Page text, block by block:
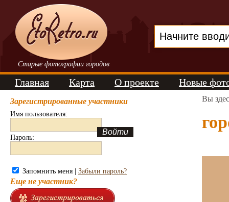
Старые фотографии городов
Главная Карта О проекте Новые
Зарегистрированные участники
Имя пользователя:
Пароль:
Запомнить меня | Забыли пароль?
Еще не участник?
Вы